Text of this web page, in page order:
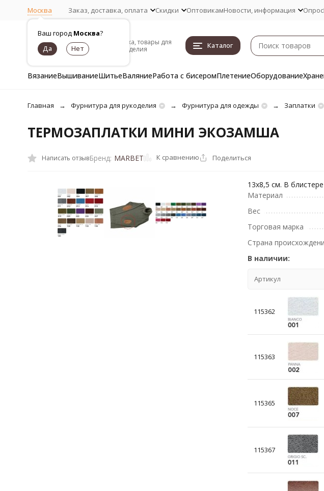
Москва
Ваш город Москва?
Заказ, доставка, оплата Скидки ОптовикамНовости, информация Опрос
Пряжа, товары для
рукоделия
Каталог
ВязаниеВышиваниеШитьеВаляниеРабота с бисеромПлетениеОборудование
Главная Фурнитура для рукоделия Фурнитура для одежды Заплатки
ТЕРМОЗАПЛАТКИ МИНИ ЭКОЗАМША
Написать отзывБренд: MARBET К сравнению Поделиться
13х8,5 см. В
Материал
Вес
Торговая марка
Страна
В наличии:
Артикул
115362
115363
115365
115367